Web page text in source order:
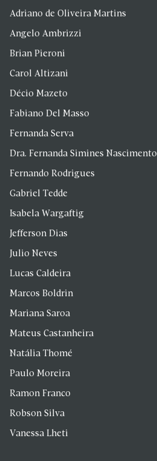
Adriano de Oliveira Martins
Angelo Ambrizzi
Brian Pieroni
Carol Altizani
Décio Mazeto
Fabiano Del Masso
Fernanda Serva
Dra. Fernanda Simines Nascimento
Fernando Rodrigues
Gabriel Tedde
Isabela Wargaftig
Jefferson Dias
Julio Neves
Lucas Caldeira
Marcos Boldrin
Mariana Saroa
Mateus Castanheira
Natália Thomé
Paulo Moreira
Ramon Franco
Robson Silva
Vanessa Lheti